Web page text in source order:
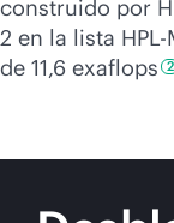
construido por
2 en la lista
de 11,6 exaflops 2